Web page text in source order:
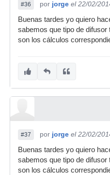
#36 por jorge el 22/02/
Buenas tardes yo quiero
sabemos que tipo de
son los cálculos
#37 por jorge el 22/02/
Buenas tardes yo quiero
sabemos que tipo de
son los cálculos